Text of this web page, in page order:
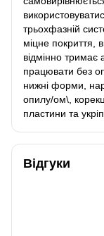
трьохфазній
міцне покриття,
відмінно
працювати без
нижні форми,
опилу/ом\,
пластини та
Відгуки